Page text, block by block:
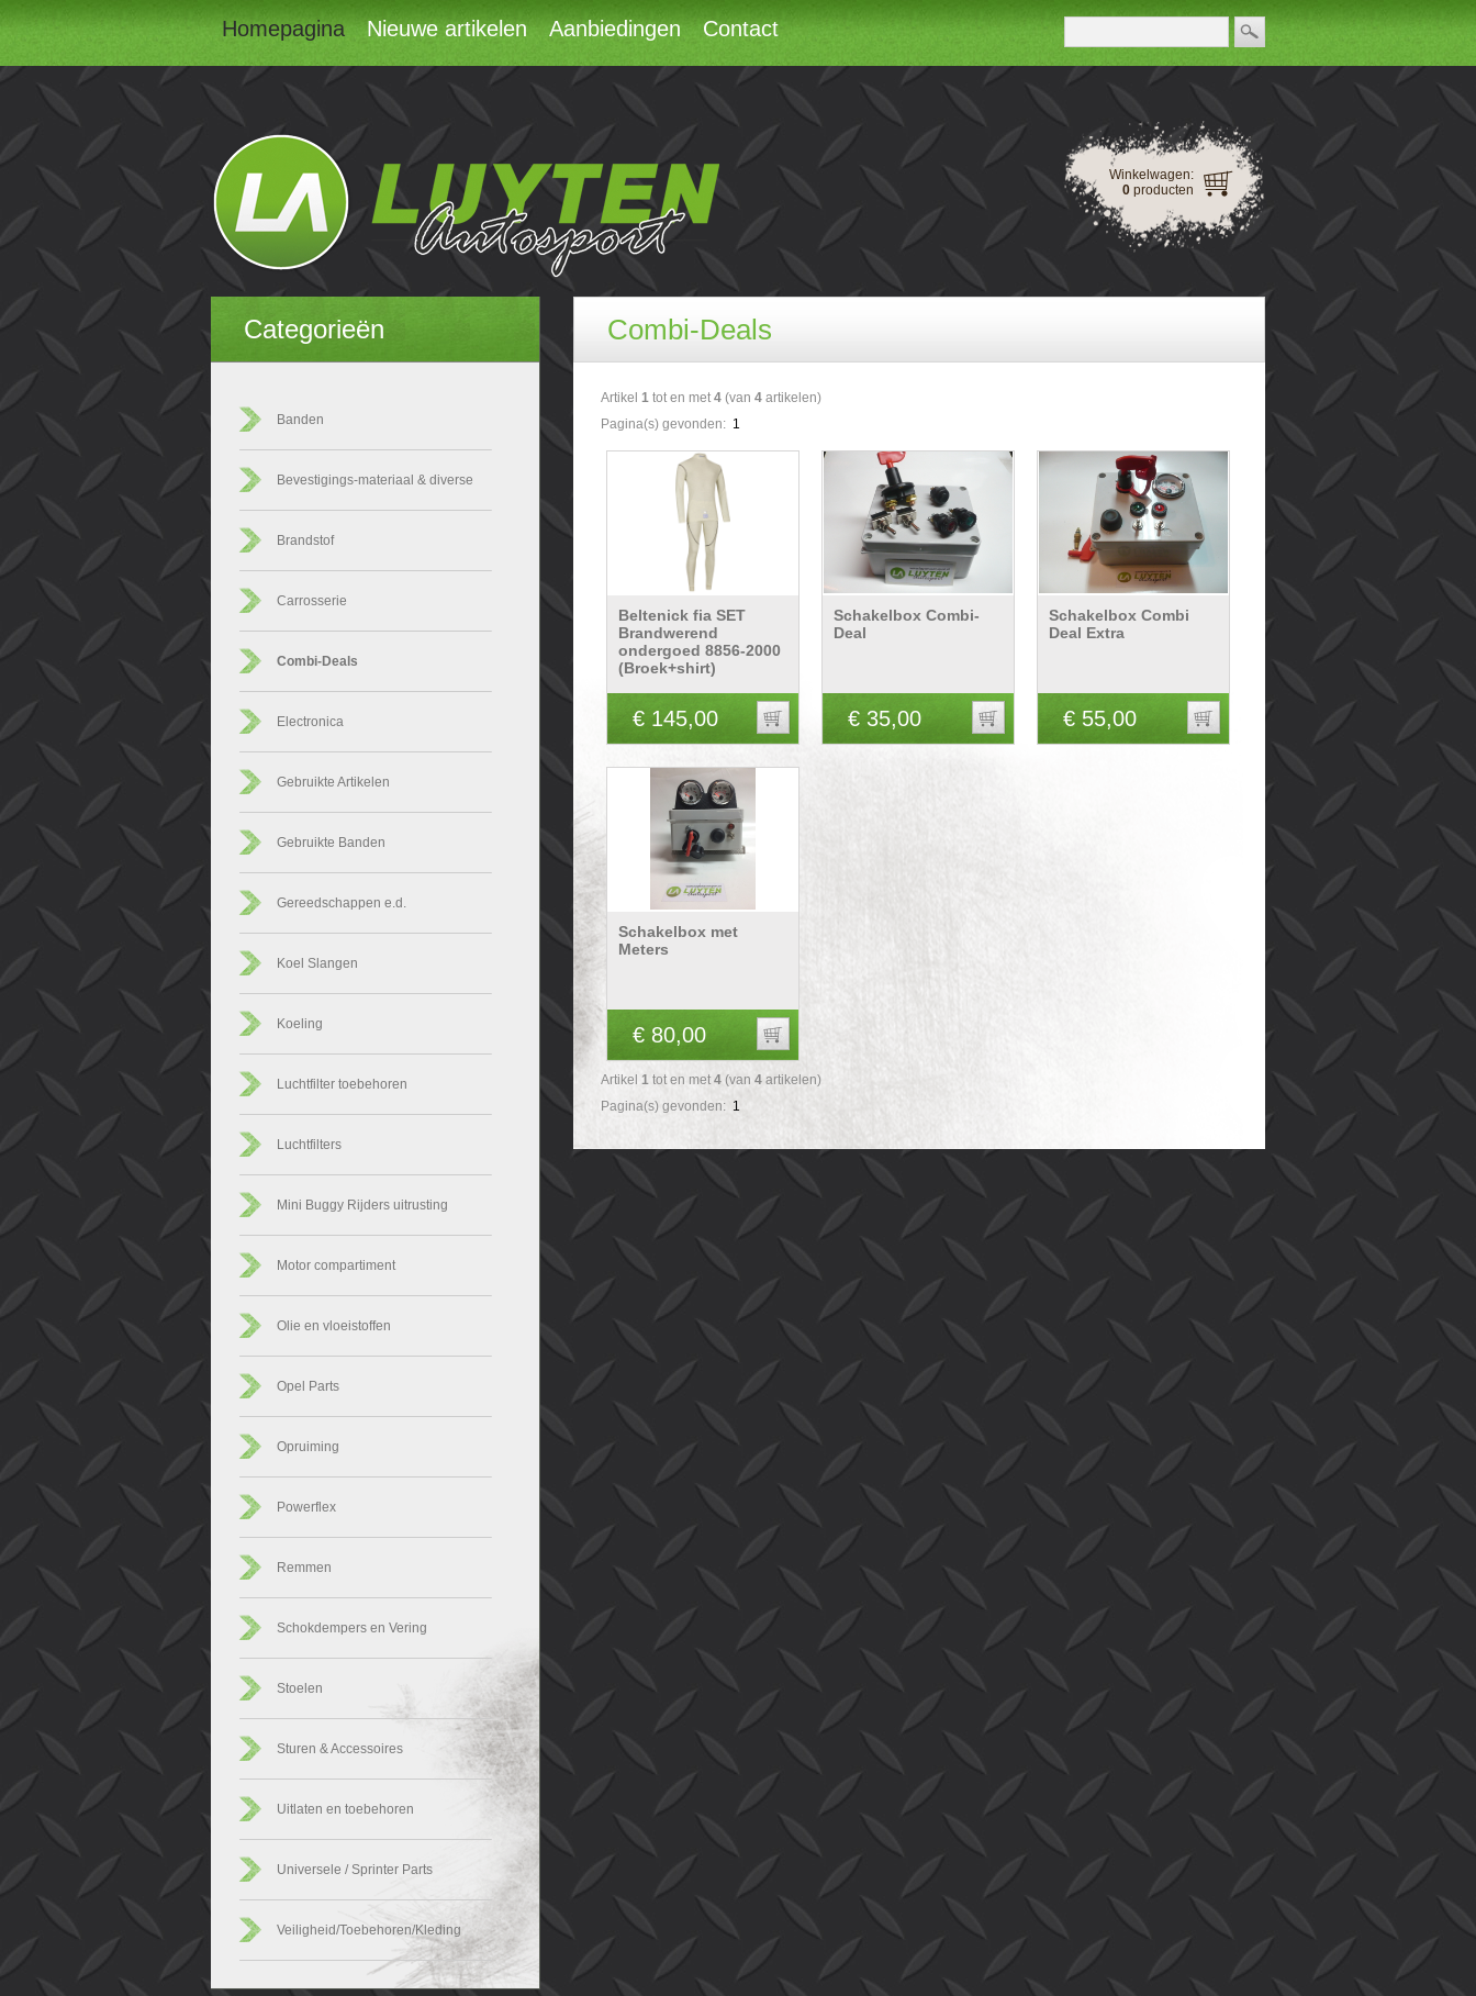
Homepagina Nieuwe artikelen Aanbiedingen Contact
Winkelwagen:
0 producten
Categorieën
Banden
Bevestigings-materiaal & diverse
Brandstof
Carrosserie
Combi-Deals
Electronica
Gebruikte Artikelen
Gebruikte Banden
Gereedschappen e.d.
Koel Slangen
Koeling
Luchtfilter toebehoren
Luchtfilters
Mini Buggy Rijders uitrusting
Motor compartiment
Olie en vloeistoffen
Opel Parts
Opruiming
Powerflex
Remmen
Schokdempers en Vering
Stoelen
Sturen & Accessoires
Uitlaten en toebehoren
Universele / Sprinter Parts
Veiligheid/Toebehoren/Kleding
Combi-Deals
Artikel 1 tot en met 4 (van 4 artikelen)
Pagina(s) gevonden: 1
Beltenick fia SET
Brandwerend
ondergoed 8856-2000
(Broek+shirt)
€ 145,00
Schakelbox Combi-
Deal
€ 35,00
Schakelbox Combi
Deal Extra
€ 55,00
Schakelbox met
Meters
€ 80,00
Artikel 1 tot en met4 (van 4 artikelen)
Pagina(s) gevonden: 1